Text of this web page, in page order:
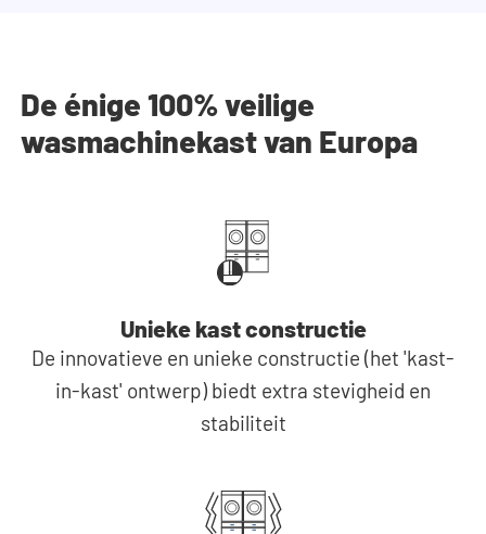
De énige 100% veilige
wasmachinekast van Europa
Unieke kast constructie
De innovatieve en unieke constructie (het 'kast-
in-kast' ontwerp) biedt extra stevigheid en
stabiliteit